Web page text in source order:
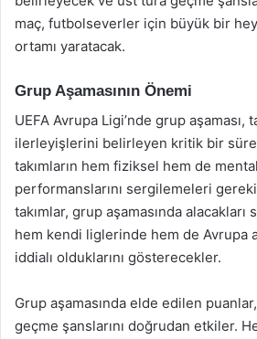
maç, futbolseverler için büyük bir
ortamı yaratacak.
Grup Aşamasının Önemi
UEFA Avrupa Ligi’nde grup aşaması,
ilerleyişlerini belirleyen kritik bir
takımların hem fiziksel hem de
performanslarını sergilemeleri
takımlar, grup aşamasında
hem kendi liglerinde hem de Avrupa
iddialı olduklarını gösterecekler.
Grup aşamasında elde edilen
geçme şanslarını doğrudan etkiler.